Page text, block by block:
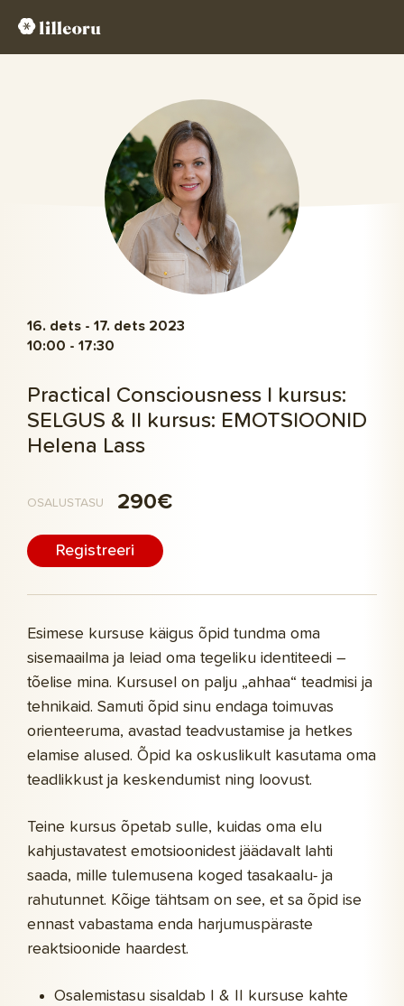
16. dets - 17. dets 2023
10:00 - 17:30
Practical Consciousness I kursus:
SELGUS & II kursus: EMOTSIOONID
Helena Lass
OSALUSTASU 290€
Registreeri
Esimese kursuse käigus õpid tundma oma
sisemaailma ja leiad oma tegeliku identiteedi –
tõelise mina. Kursusel on palju „ahhaa“ teadmisi ja
tehnikaid. Samuti õpid sinu endaga toimuvas
orienteeruma, avastad teadvustamise ja hetkes
elamise alused. Õpid ka oskuslikult kasutama oma
teadlikkust ja keskendumist ning loovust.
Teine kursus õpetab sulle, kuidas oma elu
kahjustavatest emotsioonidest jäädavalt lahti
saada, mille tulemusena koged tasakaalu- ja
rahutunnet. Kõige tähtsam on see, et sa õpid ise
ennast vabastama enda harjumuspäraste
reaktsioonide haardest.
Osalemistasu sisaldab I & II kursuse kahte